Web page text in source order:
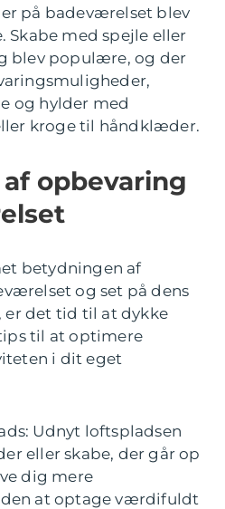
på badeværelset blev
Skabe med spejle eller
blev populære, og der
og hylder med
kroge til håndklæder.
opbevaring
betydningen af
og set på dens
er det tid til at dykke
til at optimere
i dit eget
Udnyt loftspladsen
eller skabe, der går op
dig mere
at optage værdifuldt